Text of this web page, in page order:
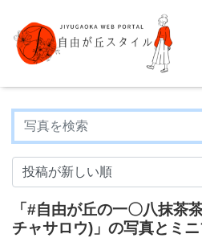
「#自由が丘の一〇八抹茶
チャサロウ)」 の写真とミ